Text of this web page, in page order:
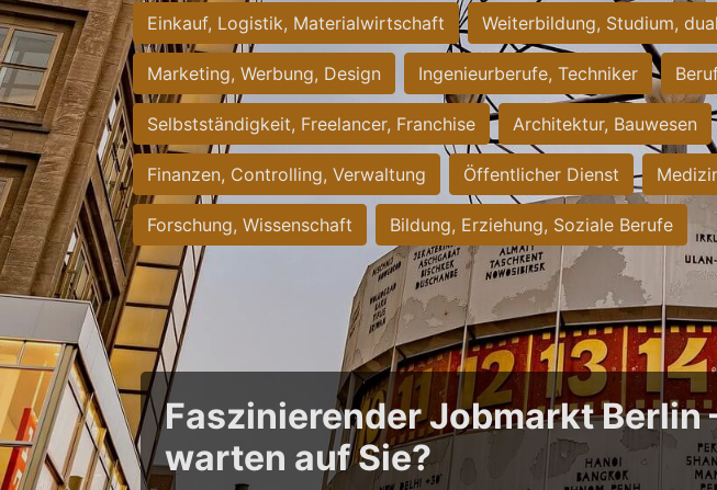
Einkauf, Logistik, Materialwirtschaft Weiterbildung, Studium,
Marketing, Werbung, Design Ingenieurberufe, Techniker
Selbstständigkeit, Freelancer, Franchise Architektur, Bauwesen
Finanzen, Controlling, Verwaltung Öffentlicher Dienst
Forschung, Wissenschaft Bildung, Erziehung, Soziale Berufe
Faszinierender Jobmarkt Berlin
warten auf Sie?